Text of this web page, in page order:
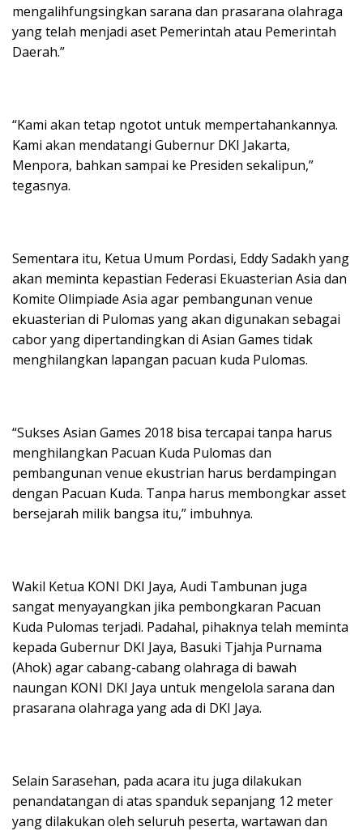
mengalihfungsingkan sarana dan prasarana olahraga
yang telah menjadi aset Pemerintah atau Pemerintah
Daerah.”
“Kami akan tetap ngotot untuk mempertahankannya.
Kami akan mendatangi Gubernur DKI Jakarta,
Menpora, bahkan sampai ke Presiden sekalipun,”
tegasnya.
Sementara itu, Ketua Umum Pordasi, Eddy Sadakh yang
akan meminta kepastian Federasi Ekuasterian Asia dan
Komite Olimpiade Asia agar pembangunan venue
ekuasterian di Pulomas yang akan digunakan sebagai
cabor yang dipertandingkan di Asian Games tidak
menghilangkan lapangan pacuan kuda Pulomas.
“Sukses Asian Games 2018 bisa tercapai tanpa harus
menghilangkan Pacuan Kuda Pulomas dan
pembangunan venue ekustrian harus berdampingan
dengan Pacuan Kuda. Tanpa harus membongkar asset
bersejarah milik bangsa itu,” imbuhnya.
Wakil Ketua KONI DKI Jaya, Audi Tambunan juga
sangat menyayangkan jika pembongkaran Pacuan
Kuda Pulomas terjadi. Padahal, pihaknya telah meminta
kepada Gubernur DKI Jaya, Basuki Tjahja Purnama
(Ahok) agar cabang-cabang olahraga di bawah
naungan KONI DKI Jaya untuk mengelola sarana dan
prasarana olahraga yang ada di DKI Jaya.
Selain Sarasehan, pada acara itu juga dilakukan
penandatangan di atas spanduk sepanjang 12 meter
yang dilakukan oleh seluruh peserta, wartawan dan